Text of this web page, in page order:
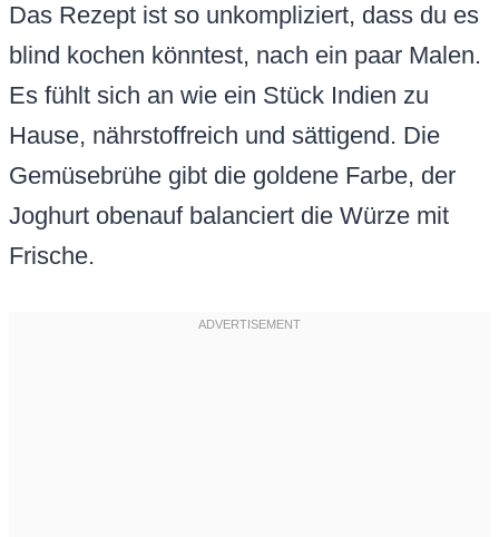
Das Rezept ist so unkompliziert, dass du es
blind kochen könntest, nach ein paar Malen.
Es fühlt sich an wie ein Stück Indien zu
Hause, nährstoffreich und sättigend. Die
Gemüsebrühe gibt die goldene Farbe, der
Joghurt obenauf balanciert die Würze mit
Frische.